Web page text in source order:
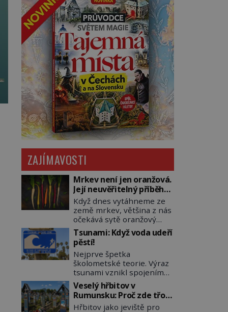
ZAJÍMAVOSTI
Mrkev není jen oranžová.
Její neuvěřitelný příběh
začíná fialovou barvou
Když dnes vytáhneme ze
země mrkev, většina z nás
očekává sytě oranžový
kořen. Jenže po většinu
své historie je mrkev
všechno možné, jen ne
oranžová. Je fialová, žlutá,
bílá, někdy dokonce téměř
černá. Až díky stovkám let
pečlivého šlechtění se z ní
stává zelenina, bez které
si českou zahradu ani
Tsunami: Když voda udeří
pěstí!
Nejprve špetka
školometské teorie. Výraz
tsunami vznikl spojením
japonských slov tsu
(přístav) a nami (vlna).
Jedná se o dlouhou vlnu,
která je na volném moři
Veselý hřbitov v
Rumunsku: Proč zde třou
pohřební plačky bídu s
Hřbitov jako jeviště pro